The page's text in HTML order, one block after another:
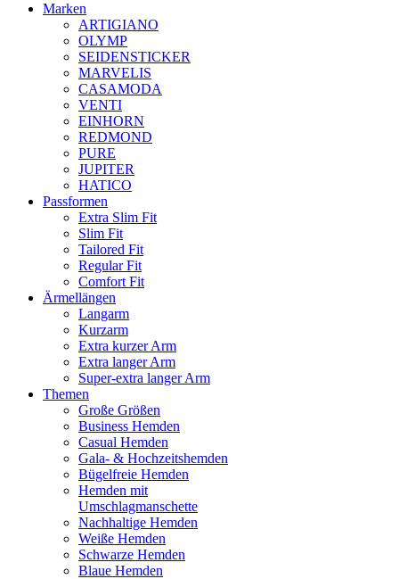
Marken
ARTIGIANO
OLYMP
SEIDENSTICKER
MARVELIS
CASAMODA
VENTI
EINHORN
REDMOND
PURE
JUPITER
HATICO
Passformen
Extra Slim Fit
Slim Fit
Tailored Fit
Regular Fit
Comfort Fit
Ärmellängen
Langarm
Kurzarm
Extra kurzer Arm
Extra langer Arm
Super-extra langer Arm
Themen
Große Größen
Business Hemden
Casual Hemden
Gala- & Hochzeitshemden
Bügelfreie Hemden
Hemden mit
Umschlagmanschette
Nachhaltige Hemden
Weiße Hemden
Schwarze Hemden
Blaue Hemden